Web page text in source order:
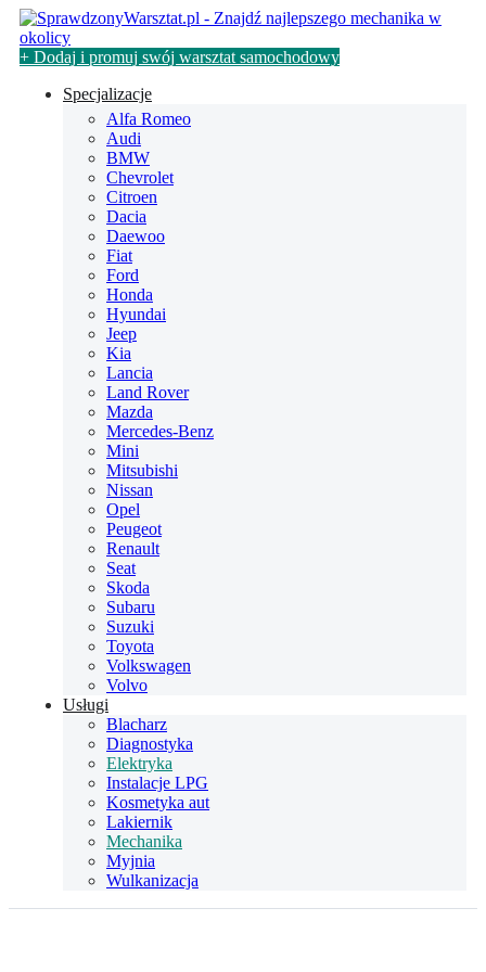
+ Dodaj i promuj swój warsztat samochodowy
Specjalizacje
Alfa Romeo
Audi
BMW
Chevrolet
Citroen
Dacia
Daewoo
Fiat
Ford
Honda
Hyundai
Jeep
Kia
Lancia
Land Rover
Mazda
Mercedes-Benz
Mini
Mitsubishi
Nissan
Opel
Peugeot
Renault
Seat
Skoda
Subaru
Suzuki
Toyota
Volkswagen
Volvo
Usługi
Blacharz
Diagnostyka
Elektryka
Instalacje LPG
Kosmetyka aut
Lakiernik
Mechanika
Myjnia
Wulkanizacja